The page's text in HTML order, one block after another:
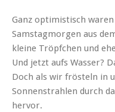
Ganz optimistisch
Samstagmorgen aus
kleine Tröpfchen und
Und jetzt aufs Wasser?
Doch als wir frösteln in
Sonnenstrahlen durch
hervor.